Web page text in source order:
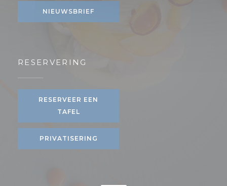
NIEUWSBRIEF
RESERVERING
RESERVEER EEN
TAFEL
PRIVATISERING